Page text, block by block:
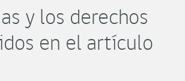
y los derechos
en el artículo